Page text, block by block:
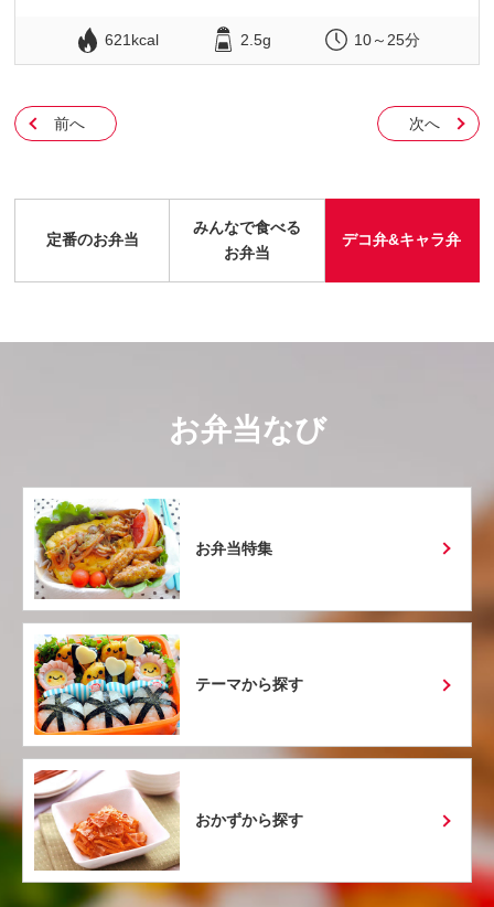
621kcal 2.5g 10～25分
前へ 次へ
定番のお弁当
みんなで食べる
お弁当
デコ弁&キャラ弁
お弁当なび
お弁当特集
テーマから探す
おかずから探す